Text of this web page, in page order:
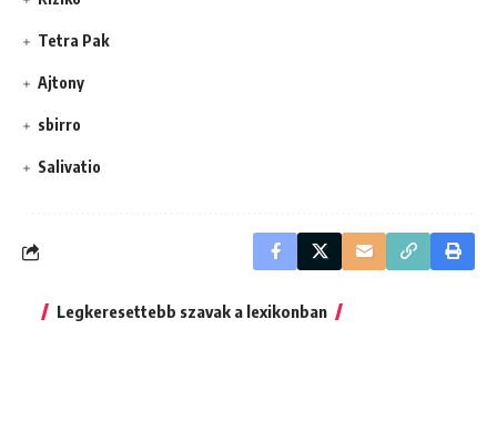
Tetra Pak
Ajtony
sbirro
Salivatio
Legkeresettebb szavak a lexikonban